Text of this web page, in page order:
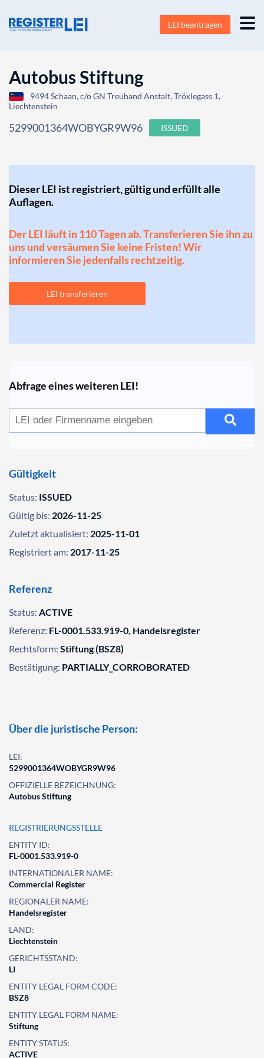
LEI beantragen
Autobus Stiftung
9494 Schaan, c/o GN Treuhand Anstalt, Tröxlegass 1,
Liechtenstein
5299001364WOBYGR9W96 ISSUED
Dieser LEI ist registriert, gültig und erfüllt alle
Auflagen.
Der LEI läuft in 110 Tagen ab. Transferieren Sie ihn zu
uns und versäumen Sie keine Fristen! Wir
informieren Sie jedenfalls rechtzeitig.
LEI transferieren
Abfrage eines weiteren LEI!
Gültigkeit
Status: ISSUED
Gültig bis: 2026-11-25
Zuletzt aktualisiert: 2025-11-01
Registriert am: 2017-11-25
Referenz
Status: ACTIVE
Referenz: FL-0001.533.919-0, Handelsregister
Rechtsform: Stiftung (BSZ8)
Bestätigung: PARTIALLY_CORROBORATED
Über die juristische Person:
LEI:
5299001364WOBYGR9W96
OFFIZIELLE BEZEICHNUNG:
Autobus Stiftung
REGISTRIERUNGSSTELLE
ENTITY ID:
FL-0001.533.919-0
INTERNATIONALER NAME:
Commercial Register
REGIONALER NAME:
Handelsregister
LAND:
Liechtenstein
GERICHTSSTAND:
LI
ENTITY LEGAL FORM CODE:
BSZ8
ENTITY LEGAL FORM NAME:
Stiftung
ENTITY STATUS:
ACTIVE